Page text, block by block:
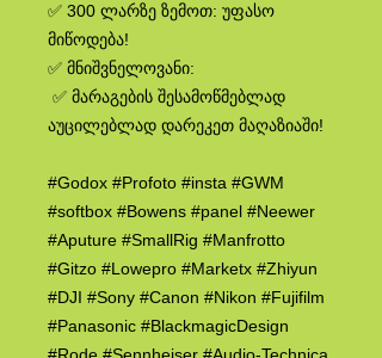
✅ 300 ლარზე ზემოთ: უფასო
მიწოდება!
✅ მნიშვნელოვანი:
✅ მარაგების შესამოწმებლად
აუცილებლად დარეკეთ მაღაზიაში!
#Godox #Profoto #insta #GWM
#softbox #Bowens #panel #Neewer
#Aputure #SmallRig #Manfrotto
#Gitzo #Lowepro #Marketx #Zhiyun
#DJI #Sony #Canon #Nikon #Fujifilm
#Panasonic #BlackmagicDesign